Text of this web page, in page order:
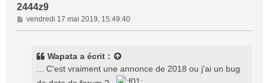
2444z9
M
e
vendredi 17 mai 2019, 15:49:40
Wapata a écrit :
... C'est vraiment une annonce de 2018 ou j'ai un bug